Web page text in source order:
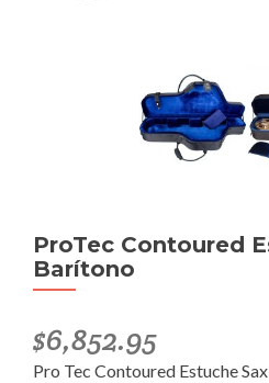
ProTec Contoured
Barítono
$6,852.95
Pro Tec Contoured Estuche